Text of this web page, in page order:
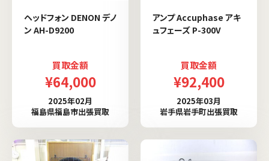
ヘッドフォン DENON デノ
ン AH-D9200
買取金額
¥64,000
2025年02月
福島県福島市出張買取
アンプ Accuphase アキ
ュフェーズ P-300V
買取金額
¥92,400
2025年03月
岩手県岩手町出張買取